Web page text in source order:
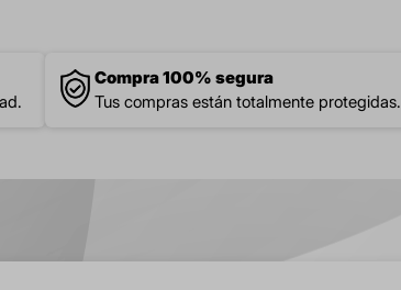
Compra 100% segura
Tus compras están totalmente protegidas.